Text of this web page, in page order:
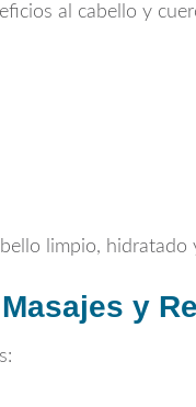
al cabello y
limpio, hidratado
y